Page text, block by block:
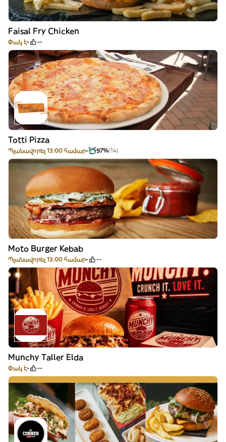
Faisal Fry Chicken
Փակ է --
Totti Pizza
Պլանավորել 13:00 համար 97%(14)
Moto Burger Kebab
Պլանավորել 13:00 համար --
Munchy Taller Elda
Փակ է --